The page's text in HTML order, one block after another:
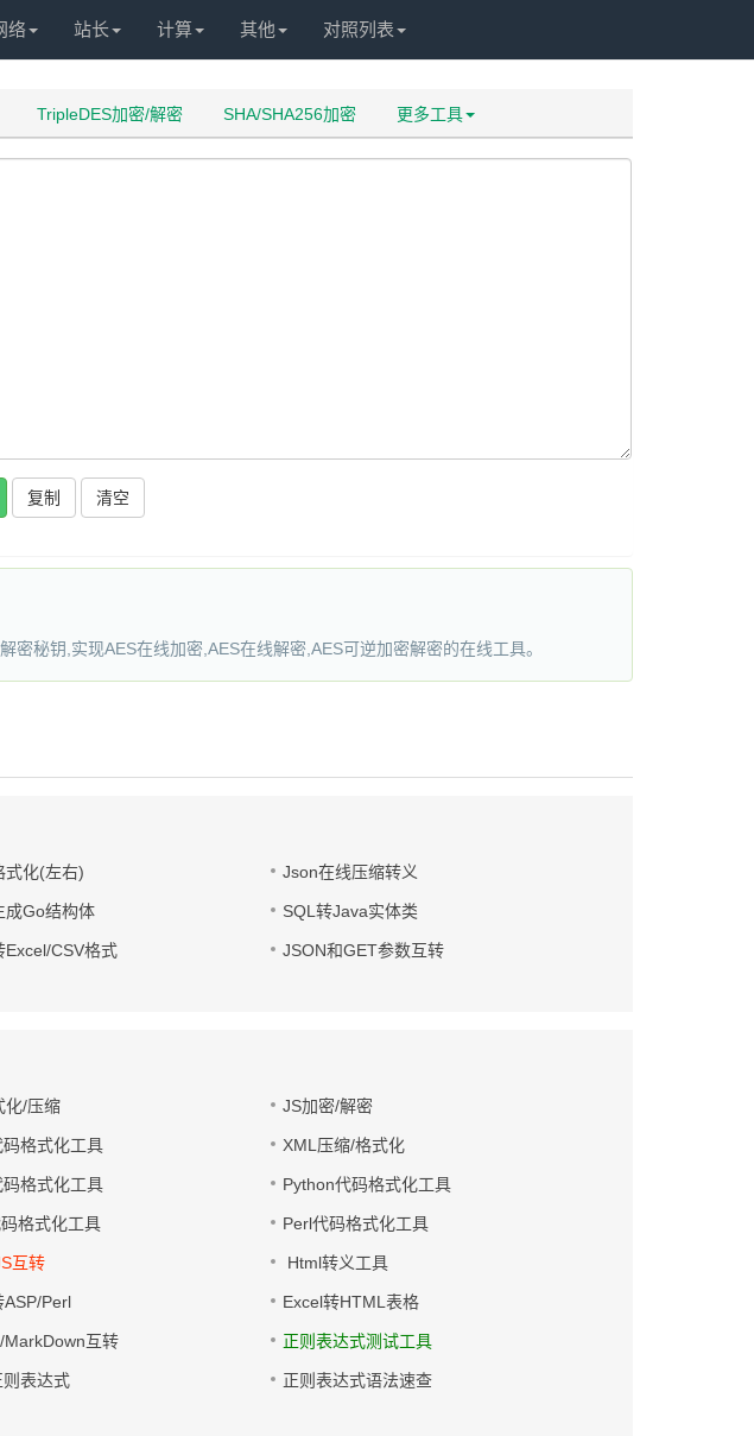
络 站长 计算 其他 对照列表
TripleDES加密/解密 SHA/SHA256加密 更多工具
复制
秘钥,实现AES在线加密,AES在线解密,AES可逆加密解密的在线工具。
式化(左右) Json在线压缩转义
成Go结构体 SQL转Java实体类
Excel/CSV格式 JSON和GET参数互转
化/压缩 JS加密/解密
码格式化工具 XML压缩/格式化
码格式化工具 Python代码格式化工具
格式化工具 Perl代码格式化工具
互转 Html转义工具
ASP/Perl Excel转HTML表格
MarkDown互转 正则表达式测试工具
则表达式 正则表达式语法速查